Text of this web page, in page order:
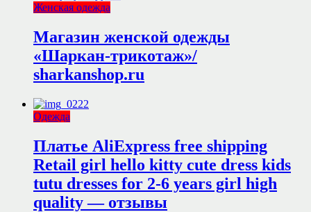
Женская одежда
Магазин женской одежды
«Шаркан-трикотаж»/
sharkanshop.ru
Одежда
Платье AliExpress free shipping
Retail girl hello kitty cute dress kids
tutu dresses for 2-6 years girl high
quality — отзывы